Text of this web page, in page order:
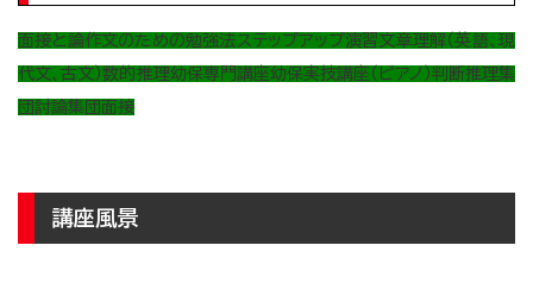
面接と論作文のための勉強法 ステップアップ演習文章理解（英語、現
代文、古文）数的推理幼保専門講座幼保実技講座（ピアノ）判断推理集
団討論集団面接
講座風景